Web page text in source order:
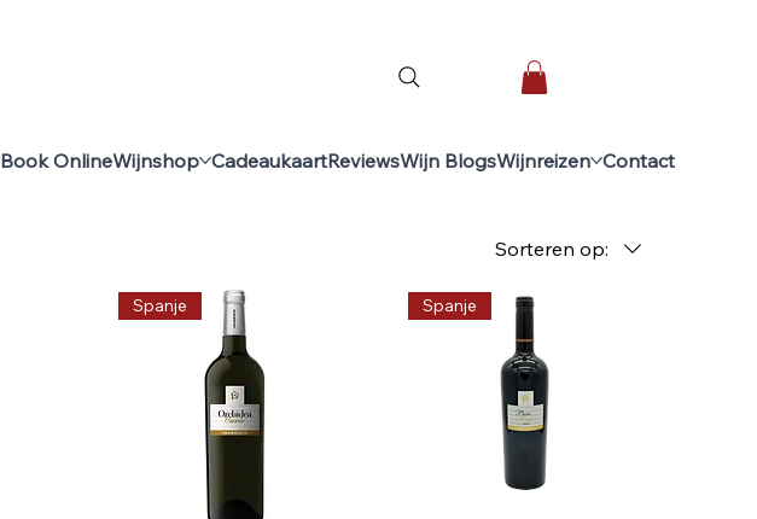
Book OnlineWijnshop CadeaukaartReviewsWijn BlogsWijnreizen Contact
Sorteren op:
Spanje Spanje